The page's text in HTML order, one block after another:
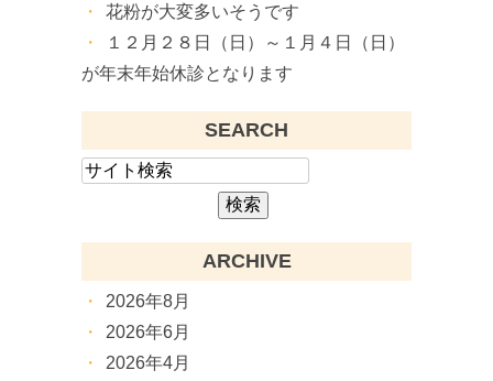
花粉が大変多いそうです
１２月２８日（日）～１月４日（日）
が年末年始休診となります
SEARCH
ARCHIVE
2026年8月
2026年6月
2026年4月